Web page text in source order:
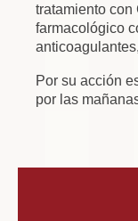
tratamiento con
farmacológico
Por su acción
por las